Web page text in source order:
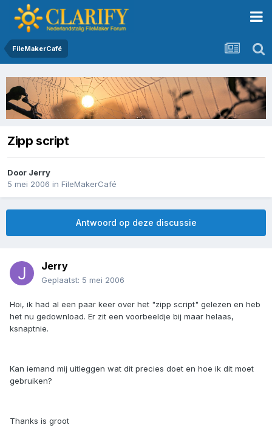
FileMakerCafé
Zipp script
Door Jerry
5 mei 2006 in FileMakerCafé
Antwoord op deze discussie
Jerry
Geplaatst: 5 mei 2006
Hoi, ik had al een paar keer over het "zipp script" gelezen en heb
het nu gedownload. Er zit een voorbeeldje bij maar helaas,
ksnaptnie.
Kan iemand mij uitleggen wat dit precies doet en hoe ik dit moet
gebruiken?
Thanks is groot